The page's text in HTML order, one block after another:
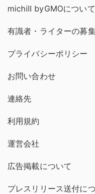
michill byGMOについて
有識者・ライターの募
プライバシーポリシー
お問い合わせ
連絡先
利用規約
運営会社
広告掲載について
プレスリリース送付に